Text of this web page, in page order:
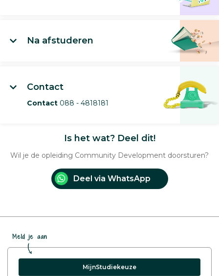
Na afstuderen
Contact
Contact 088 - 4818181
Is het wat? Deel dit!
Wil je de opleiding Community Development doorsturen?
Deel via WhatsApp
Meld je aan
MijnStudiekeuze